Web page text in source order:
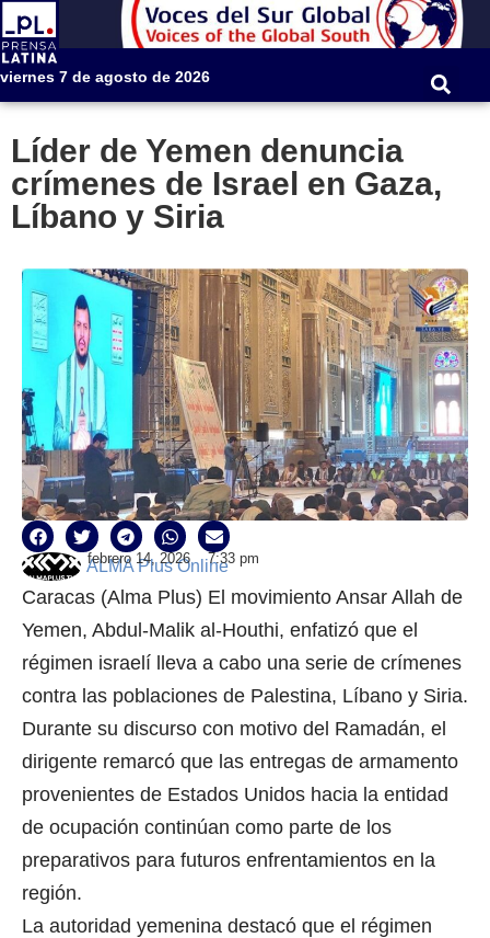
viernes 7 de agosto de 2026
Líder de Yemen denuncia
crímenes de Israel en Gaza,
Líbano y Siria
ALMA Plus Online
febrero 14, 2026 7:33 pm
Caracas (Alma Plus) El movimiento Ansar Allah de
Yemen, Abdul-Malik al-Houthi, enfatizó que el
régimen israelí lleva a cabo una serie de crímenes
contra las poblaciones de Palestina, Líbano y Siria.
Durante su discurso con motivo del Ramadán, el
dirigente remarcó que las entregas de armamento
provenientes de Estados Unidos hacia la entidad
de ocupación continúan como parte de los
preparativos para futuros enfrentamientos en la
región.
La autoridad yemenina destacó que el régimen